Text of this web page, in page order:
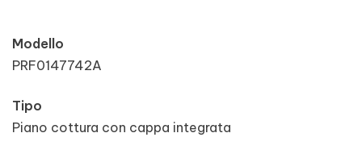
Modello
PRF0147742A
Tipo
Piano cottura con cappa integrata